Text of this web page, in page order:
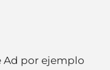
Ad por ejemplo